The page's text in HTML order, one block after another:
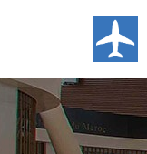
contenu